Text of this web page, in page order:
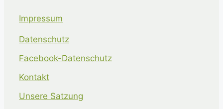
Impressum
Datenschutz
Facebook-Datenschutz
Kontakt
Unsere Satzung